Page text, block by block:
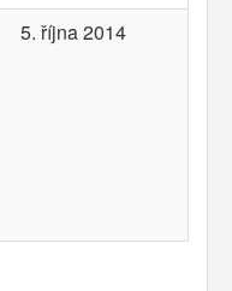
5. října 2014